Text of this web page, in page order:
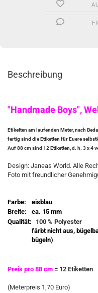
Beschreibung
"Handmade Boys",
Etiketten am laufenden Meter, nach
fertig sind die Etiketten für Euere
Auf 88 cm sind 12 Etiketten, d. h. 3 x 4
Design: Janeas World. Alle
Foto mit freundlicher
Farbe:
eisblau
Breite:
ca. 15 mm
Qualität:
100 % Polyester
färbt nicht aus,
bügeln)
Preis pro 88 cm = 12 Etiketten
(Meterpreis 1,70 Euro)